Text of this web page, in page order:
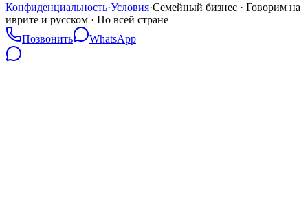
Конфиденциальность·Условия·Семейный бизнес · Говорим на
иврите и русском · По всей стране
Позвонить
WhatsApp